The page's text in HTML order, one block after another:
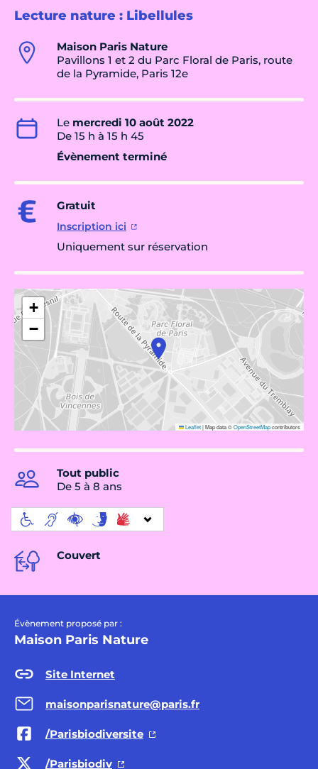
Lecture nature : Libellules
Maison Paris Nature
Pavillons 1 et 2 du Parc Floral de Paris, route
de la Pyramide, Paris 12e
Le mercredi 10 août 2022
De 15 h à 15 h 45
Évènement terminé
Gratuit
Inscription ici
Uniquement sur réservation
+
−
Leaflet|Map data ©OpenStreetMapcontributors
Tout public
De 5 à 8 ans
Couvert
Évènement proposé par :
Maison Paris Nature
Site Internet
maisonparisnature@paris.fr
/Parisbiodiversite
/Parisbiodiv